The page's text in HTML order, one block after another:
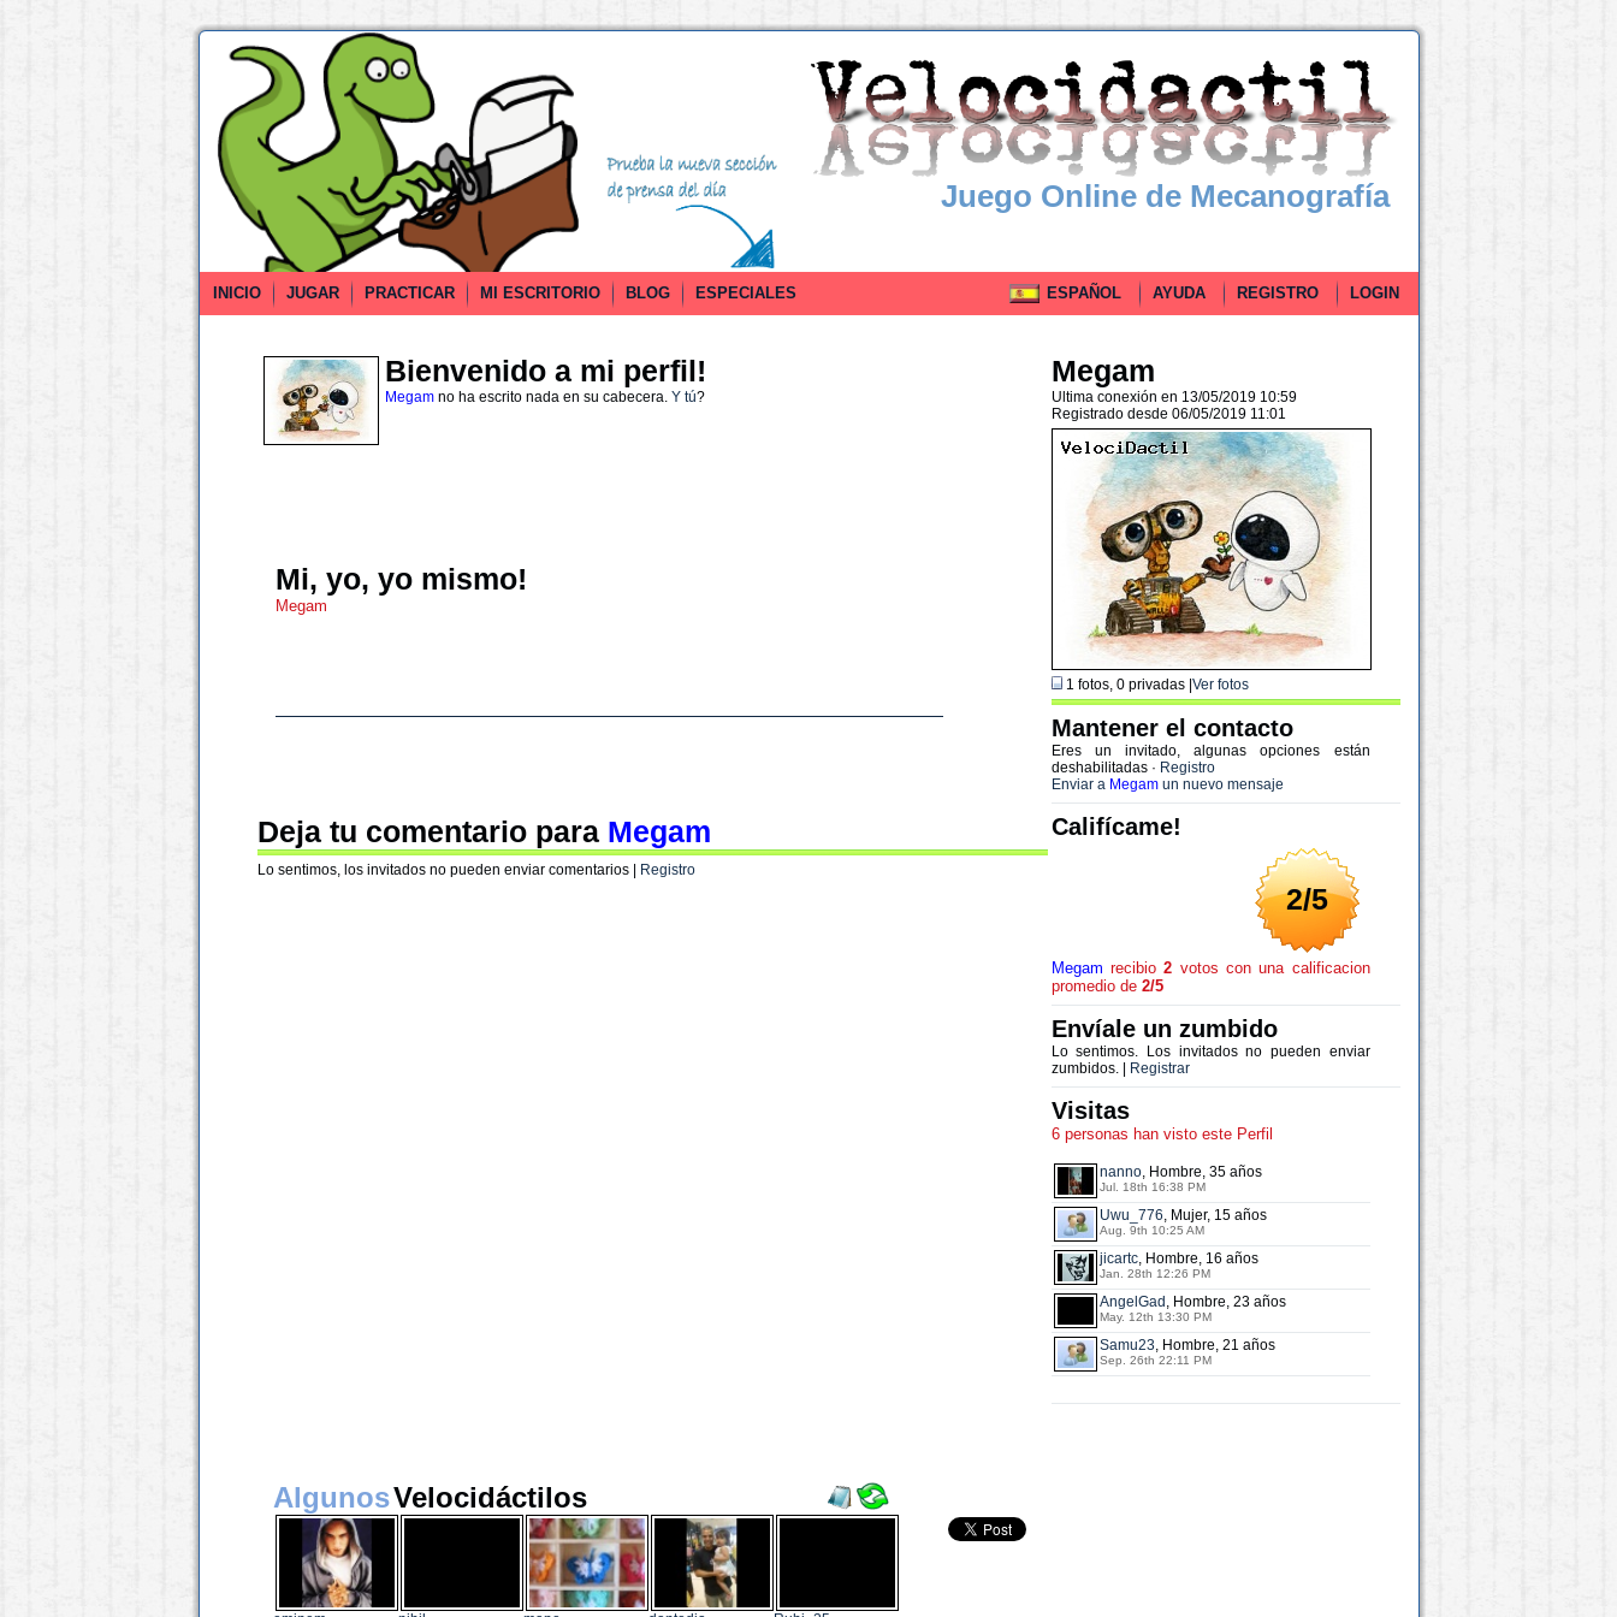
Juego Online de Mecanografía
INICIO JUGAR PRACTICAR MI ESCRITORIO BLOG ESPECIALES ESPAÑOL AYUDA REGISTRO LOGIN
Bienvenido a mi perfil!
Megamno ha escrito nada en su cabecera. Y tú?
Mi, yo, yo mismo!
Megam
Deja tu comentario para Megam
Lo sentimos, los invitados no pueden enviar comentarios | Registro
Megam
Ultima conexión en 13/05/2019 10:59
Registrado desde 06/05/2019 11:01
1 fotos, 0 privadas | Ver fotos
Mantener el contacto
Eres un invitado, algunas opciones están
deshabilitadas · Registro
Enviar a Megamun nuevo mensaje
Califícame!
2/5
Megam recibio2 votos con una calificacion
promedio de 2/5
Envíale un zumbido
Lo sentimos. Los invitados no pueden enviar
zumbidos. |
Registrar
Visitas
6 personas han visto este Perfil
nanno, Hombre, 35 años
Jul. 18th 16:38 PM
Uwu_776, Mujer, 15 años
Aug. 9th 10:25 AM
jicartc, Hombre, 16 años
Jan. 28th 12:26 PM
AngelGad , Hombre, 23 años
May. 12th 13:30 PM
Samu23, Hombre, 21 años
Sep. 26th 22:11 PM
AlgunosVelocidáctilos